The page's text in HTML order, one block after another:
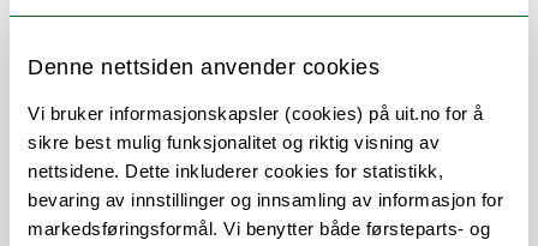
Denne nettsiden anvender cookies
Vi bruker informasjonskapsler (cookies) på uit.no for å
sikre best mulig funksjonalitet og riktig visning av
nettsidene. Dette inkluderer cookies for statistikk,
bevaring av innstillinger og innsamling av informasjon for
markedsføringsformål. Vi benytter både førsteparts- og
selvstudiumskomponent i akademisk
Undervisning og læringsstøtte
Undervisning og kursutvikling i
akademisk skriving
Skrivekvelder, PhD Day at the Library,
og andre arrangementer